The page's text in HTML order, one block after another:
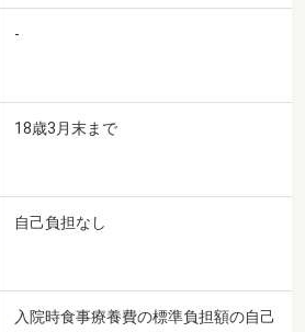
-
18歳3月末まで
自己負担なし
入院時食事療養費の標準負担額の自己